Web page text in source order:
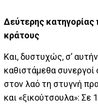
Δεύτερης κατηγορίας
κράτους
Και, δυστυχώς, σ’
καθιστάμεθα
στον λαό τη στυγνή
και «ξικούτσουλα»: Σε